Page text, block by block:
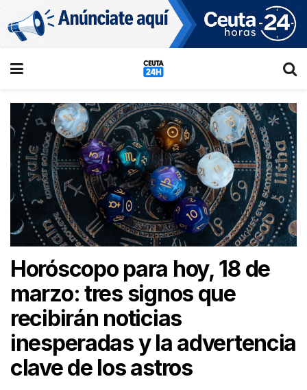
Horóscopo para hoy, 18 de
marzo: tres signos que
recibirán noticias
inesperadas y la advertencia
clave de los astros